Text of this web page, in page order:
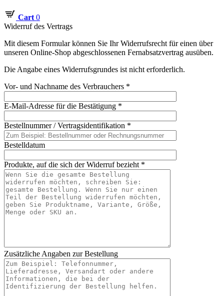
Cart 0
Widerruf des Vertrags
Mit diesem Formular können Sie Ihr Widerrufsrecht für einen über
unseren Online-Shop abgeschlossenen Fernabsatzvertrag ausüben.
Die Angabe eines Widerrufsgrundes ist nicht erforderlich.
Vor- und Nachname des Verbrauchers *
E-Mail-Adresse für die Bestätigung *
Bestellnummer / Vertragsidentifikation *
Bestelldatum
Produkte, auf die sich der Widerruf bezieht *
Zusätzliche Angaben zur Bestellung